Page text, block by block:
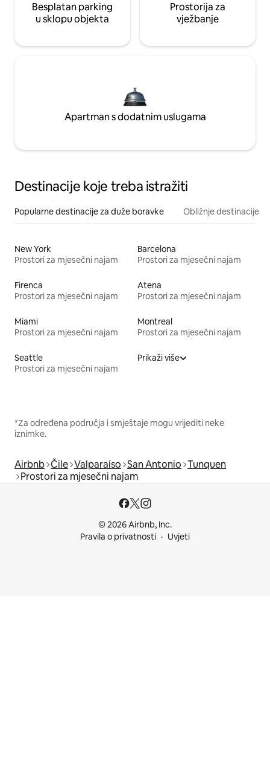
Besplatan parking
u sklopu objekta
Prostorija za
vježbanje
Apartman s dodatnim uslugama
Destinacije koje treba istražiti
Popularne destinacije za duže boravke Obližnje destinacije
New York
Prostori za mjesečni najam
Barcelona
Prostori za mjesečni najam
Firenca
Prostori za mjesečni najam
Atena
Prostori za mjesečni najam
Miami
Prostori za mjesečni najam
Montreal
Prostori za mjesečni najam
Seattle
Prostori za mjesečni najam
Prikaži više
*Za određena područja i smještaje mogu vrijediti neke
iznimke.
Airbnb Čile Valparaíso San Antonio Tunquen
Prostori za mjesečni najam
© 2026 Airbnb, Inc.
Pravila o privatnosti
Uvjeti